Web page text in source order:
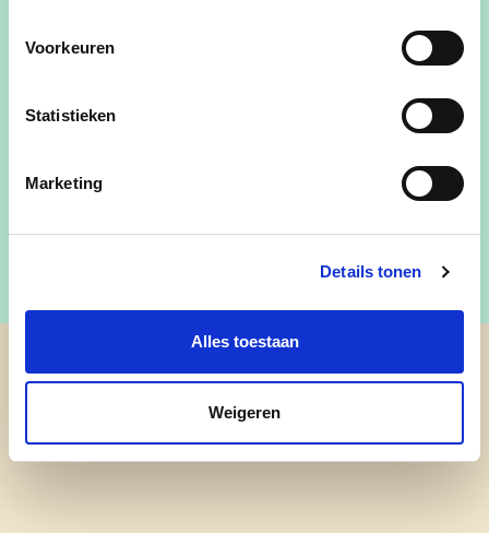
Voorkeuren
Statistieken
Marketing
Details tonen
Alles toestaan
Weigeren
lid van het bijzonder comité voor de sociale
elise.rynwalt@aalter.be
cd&v Aalter